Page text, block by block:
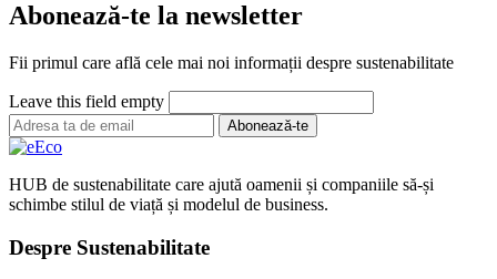
Abonează-te la newsletter
Fii primul care află cele mai noi informații despre sustenabilitate
Leave this field empty
Abonează-te
HUB de sustenabilitate care ajută oamenii și companiile să-și
schimbe stilul de viață și modelul de business.
Despre Sustenabilitate